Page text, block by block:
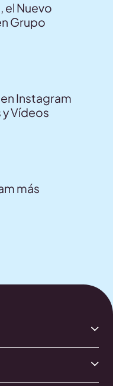
el Nuevo
Grupo
Instagram
Vídeos
más